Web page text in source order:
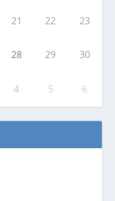
21 22 23
28 29 30
4 5 6